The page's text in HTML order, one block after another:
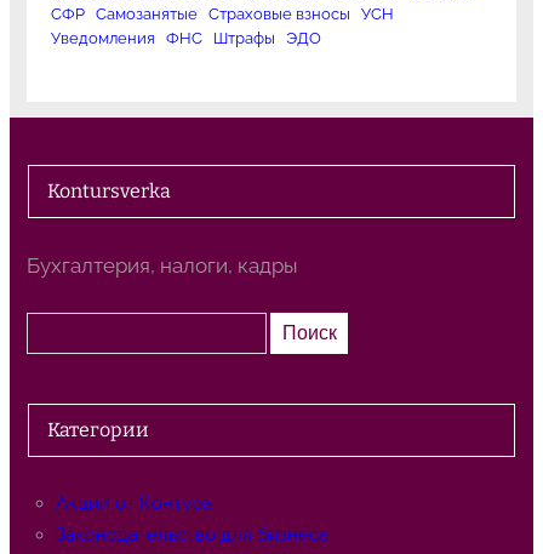
СФР
Самозанятые Страховые взносы
УСН
Уведомления
ФНС Штрафы ЭДО
Kontursverka
Бухгалтерия, налоги, кадры
о
к
Поиск
Категории
Акции от Контура
Законодательство для бизнеса